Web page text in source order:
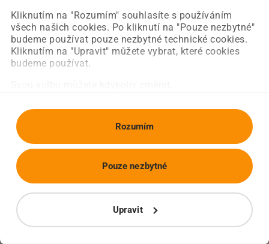
Kliknutím na "Rozumím" souhlasíte s používáním
všech našich cookies. Po kliknutí na "Pouze nezbytné"
budeme používat pouze nezbytné technické cookies.
Kliknutím na "Upravit" můžete vybrat, které cookies
budeme používat.
Rozumím
Upravit
Pouze nezbytné
Obnovit stránku Úvodní strana